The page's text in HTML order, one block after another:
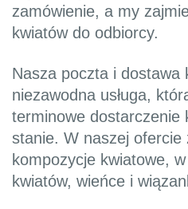
zamówienie, a my
kwiatów do odbiorcy.
Nasza poczta i dostawa
niezawodna usługa,
terminowe dostarczenie
stanie. W naszej ofercie
kompozycje kwiatowe,
kwiatów, wieńce i